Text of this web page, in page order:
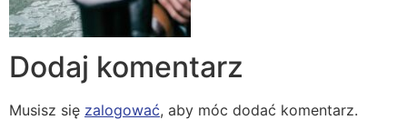
Dodaj komentarz
Musisz się zalogować, aby móc dodać komentarz.